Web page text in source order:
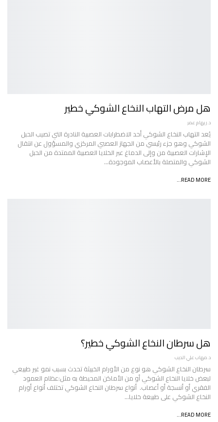
هل مرض التهاب النخاع الشوكي خطير
د.ريهام عمر
يُعد التهاب النخاع الشوكي أحد الاضطرابات العصبية النادرة التي تصيب الحبل
الشوكي وهو جزء رئيسي من الجهاز العصبي المركزي والمسؤول عن انتقال
الإشارات العصبية من وإلى الدماغ عبر الخلايا العصبية الممتدة من الحبل
الشوكي والمتصلة بالأعصاب الموجودة…
READ MORE...
هل سرطان النخاع الشوكي خطير؟
د.مهاب علي الديب
سرطان النخاع الشوكي هو نوع من الأورام الخبيثة تحدث بسبب نمو غير طبيعي
لبعض خلايا النخاع الشوكي أو من الأماكن المحيطة به مثل:عظام العمود
الفقري أو أنسجة أو أعصاب. أنواع سرطان النخاع الشوكي تختلف أنواع أورام
النخاع الشوكي على طبيعة خلايا…
READ MORE...